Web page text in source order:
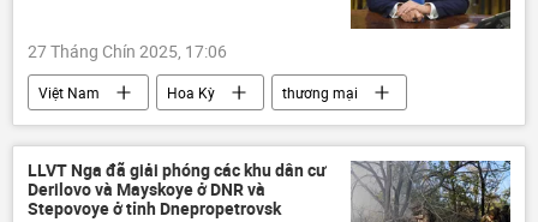
27 Tháng Chín 2025, 17:06
Việt Nam Hoa Kỳ
thương mại
thông tin
Kinh tế
đàm phán
Thế giới
Chính trị
phương Tây
Donald Trump
LLVT Nga đã giải phóng các khu dân cư
Derilovo và Mayskoye ở DNR và
Stepovoye ở tỉnh Dnepropetrovsk